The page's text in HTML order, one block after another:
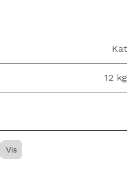
Kat
12 kg
Vis